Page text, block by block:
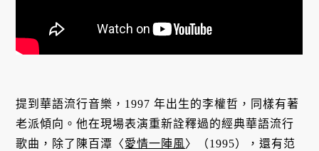
提到華語流行音樂，1997 年出生的李權哲，同樣有著
老派傾向。他在現場表演重新詮釋過的經典華語流行
歌曲，除了陳百潭〈 愛情一陣風〉（1995），還有范